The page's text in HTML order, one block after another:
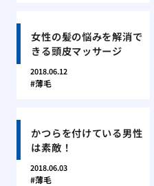
女性の髪の悩みを解消で
きる頭皮マッサージ
2018.06.12
薄毛
かつらを付けている男性
は素敵！
2018.06.03
薄毛